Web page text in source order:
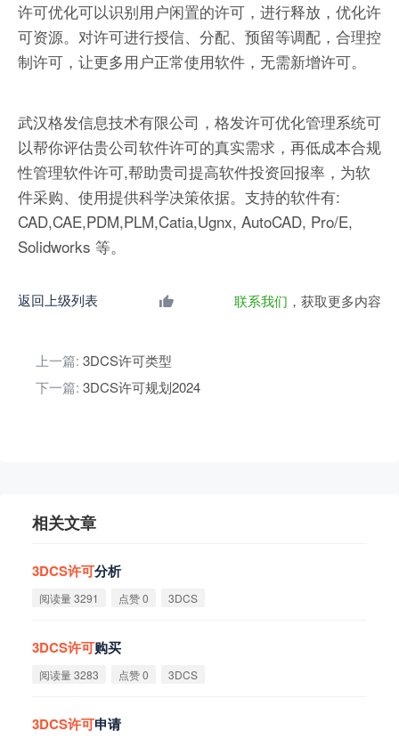
许可优化可以识别用户闲置的许可，进行释放，优化许
可资源。对许可进行授信、分配、预留等调配，合理控
制许可，让更多用户正常使用软件，无需新增许可。
武汉格发信息技术有限公司，格发许可优化管理系统可
以帮你评估贵公司软件许可的真实需求，再低成本合规
性管理软件许可,帮助贵司提高软件投资回报率，为软
件采购、使用提供科学决策依据。支持的软件有:
CAD,CAE,PDM,PLM,Catia,Ugnx, AutoCAD, Pro/E,
Solidworks 等。
返回上级列表 联系我们 ，获取更多内容
上一篇: 3DCS许可类型
下一篇: 3DCS许可规划2024
相关文章
3DCS许可分析
阅读量 3291 点赞 0 3DCS
3DCS许可购买
阅读量 3283 点赞 0 3DCS
3DCS许可申请